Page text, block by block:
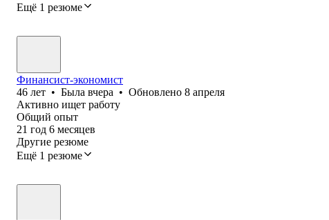
Ещё 1 резюме
Финансист-экономист
46 лет • Была вчера • Обновлено 8 апреля
Активно ищет работу
Общий опыт
21 год 6 месяцев
Другие резюме
Ещё 1 резюме